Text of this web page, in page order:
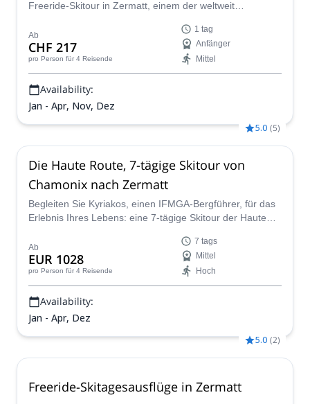
Freeride-Skitour in Zermatt, einem der weltweit
Ab
CHF 217
pro Person für 4 Reisende
1 tag
Anfänger
Mittel
Availability:
Jan - Apr, Nov, Dez
5.0 (5)
Die Haute Route, 7-tägige Skitour von
Chamonix nach Zermatt
Begleiten Sie Kyriakos, einen IFMGA-Bergführer, für das
Erlebnis Ihres Lebens: eine 7-tägige Skitour der Haute
Ab
EUR 1028
pro Person für 4 Reisende
7 tags
Mittel
Hoch
Availability:
Jan - Apr, Dez
5.0 (2)
Freeride-Skitagesausflüge in Zermatt